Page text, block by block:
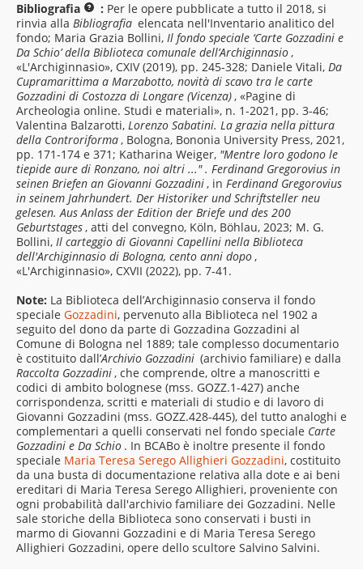
Bibliografia
: Per le opere pubblicate a tutto il 2018, si
rinvia alla Bibliografia elencata nell'Inventario analitico del
fondo; Maria Grazia Bollini, Il fondo speciale ‘Carte Gozzadini e
Da Schio’ della Biblioteca comunale dell’Archiginnasio,
«L'Archiginnasio», CXIV (2019), pp. 245-328; Daniele Vitali, Da
Cupramarittima a Marzabotto, novità di scavo tra le carte
Gozzadini di Costozza di Longare (Vicenza), «Pagine di
Archeologia online. Studi e materiali», n. 1-2021, pp. 3-46;
Valentina Balzarotti, Lorenzo Sabatini. La grazia nella pittura
della Controriforma, Bologna, Bononia University Press, 2021,
pp. 171-174 e 371; Katharina Weiger, "Mentre loro godono le
tiepide aure di Ronzano, noi altri ..." . Ferdinand Gregorovius in
seinen Briefen an Giovanni Gozzadini, in Ferdinand Gregorovius
in seinem Jahrhundert. Der Historiker und Schriftsteller neu
gelesen. Aus Anlass der Edition der Briefe und des 200
Geburtstages, atti del convegno, Köln, Böhlau, 2023; M. G.
Bollini, Il carteggio di Giovanni Capellini nella Biblioteca
dell'Archiginnasio di Bologna, cento anni dopo,
«L'Archiginnasio», CXVII (2022), pp. 7-41.
Note: La Biblioteca dell’Archiginnasio conserva il fondo
speciale Gozzadini, pervenuto alla Biblioteca nel 1902 a
seguito del dono da parte di Gozzadina Gozzadini al
Comune di Bologna nel 1889; tale complesso documentario
è costituito dall’Archivio Gozzadini (archivio familiare) e dalla
Raccolta Gozzadini, che comprende, oltre a manoscritti e
codici di ambito bolognese (mss. GOZZ.1-427) anche
corrispondenza, scritti e materiali di studio e di lavoro di
Giovanni Gozzadini (mss. GOZZ.428-445), del tutto analoghi e
complementari a quelli conservati nel fondo speciale Carte
Gozzadini e Da Schio . In BCABo è inoltre presente il fondo
speciale Maria Teresa Serego Allighieri Gozzadini, costituito
da una busta di documentazione relativa alla dote e ai beni
ereditari di Maria Teresa Serego Allighieri, proveniente con
ogni probabilità dall'archivio familiare dei Gozzadini. Nelle
sale storiche della Biblioteca sono conservati i busti in
marmo di Giovanni Gozzadini e di Maria Teresa Serego
Allighieri Gozzadini, opere dello scultore Salvino Salvini.